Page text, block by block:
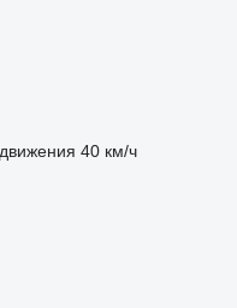
40 км/ч